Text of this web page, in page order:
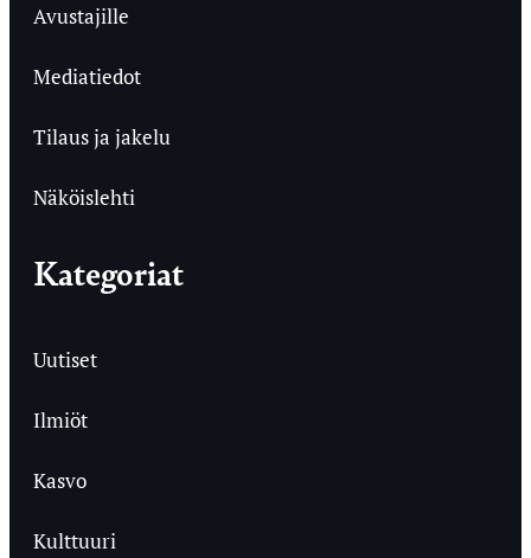
Avustajille
Mediatiedot
Tilaus ja jakelu
Näköislehti
Kategoriat
Uutiset
Ilmiöt
Kasvo
Kulttuuri